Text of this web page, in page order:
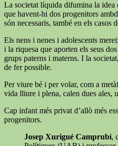
La societat líquida difumina la idea
que havent-hi dos progenitors
són necessaris, també en els
Els nens i nenes i adolescents
i la riquesa que aporten els seus
grups paterns i materns. I la
de fer possible.
Per viure bé i per volar, com a
vida lliure i plena, calen dues ales,
Cap infant més privat d’allò més
progenitors.
Josep Xurigué Camprubí,